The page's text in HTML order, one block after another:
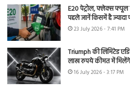
E20 पेट्रोल, फ्लेक्स फ्यूल
पहले जानें किसमें है ज्यादा
23 July 2026 - 7:41 PM
Triumph की लिमिटेड
लाख रुपये कीमत में मिलेंगे
16 July 2026 - 3:17 PM